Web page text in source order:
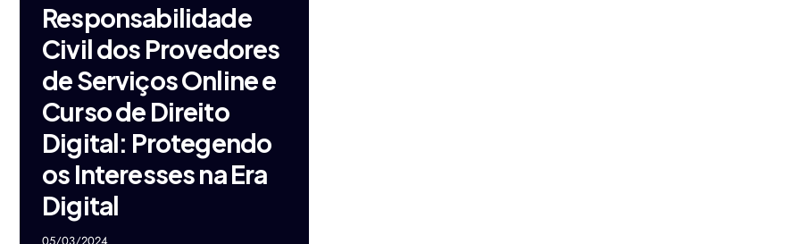
Responsabilidade
Civil dos Provedores
de Serviços Online e
Curso de Direito
Digital: Protegendo
os Interesses na Era
Digital
05/03/2024